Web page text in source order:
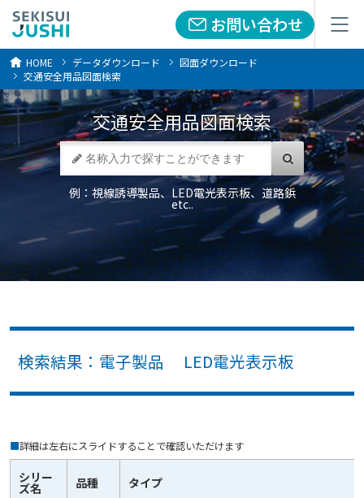
お問い合わせ
メニュー お問い合わせ
メニュー
HOME データダウンロード
図面ダウンロード
交通安全用品図面検索
交通安全用品図面検索
例：視線誘導製品、LED電光表示板、道路鋲
etc..
検索結果：電子製品 LED電光表示板
■詳細は左右にスライドすることで確認いただけます
シリー
ズ名 品種 タイプ